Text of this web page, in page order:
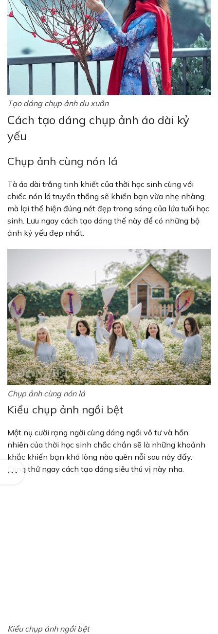
Tạo dáng chụp ảnh du xuân
Cách tạo dáng chụp ảnh áo dài kỷ
yếu
Chụp ảnh cùng nón lá
Tà áo dài trắng tinh khiết của thời học sinh cùng với
chiếc nón lá truyền thống sẽ khiến bạn vừa nhẹ nhàng
mà lại thể hiện đúng nét đẹp trong sáng của lứa tuổi học
sinh. Lưu ngay cách tạo dáng thế này để có những bộ
ảnh kỷ yếu đẹp nhất.
Chụp ảnh cùng nón lá
Kiểu chụp ảnh ngồi bệt
Một nụ cười rạng ngời cùng dáng ngồi vô tư và hồn
nhiên của thời học sinh chắc chắn sẽ là những khoảnh
khắc khiến bạn khó lòng nào quên nỗi sau này đấy.
Cùng thử ngay cách tạo dáng siêu thú vị này nha.
Kiểu chụp ảnh ngồi bệt